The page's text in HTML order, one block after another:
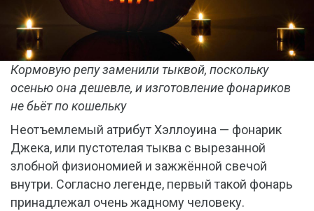
Кормовую репу заменили тыквой, поскольку
осенью она дешевле, и изготовление фонариков
не бьёт по кошельку
Неотъемлемый атрибут Хэллоуина — фонарик
Джека, или пустотелая тыква с вырезанной
злобной физиономией и зажжённой свечой
внутри. Согласно легенде, первый такой фонарь
принадлежал очень жадному человеку.